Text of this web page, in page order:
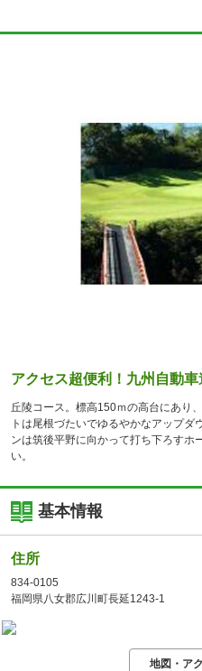
アクセス超便利！九州自動
丘陵コース。標高150ｍの高台にあり
トは尾根づたいでゆるやかなアップダ
ンは筑後平野に向かって打ち下ろすホ
い。
基本情報
住所
834-0105
福岡県八女郡広川町長延1243-1
地図・ア